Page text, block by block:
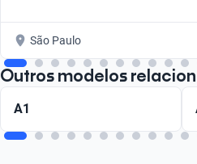
São Paulo
Outros modelos
A1